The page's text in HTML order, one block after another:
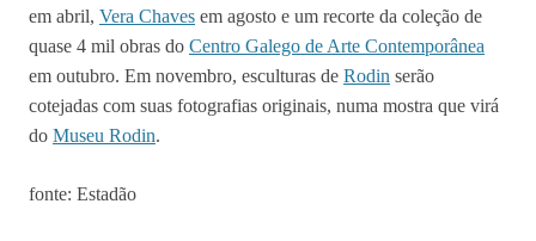
em abril, Vera Chaves em agosto e um recorte da coleção de
quase 4 mil obras do Centro Galego de Arte Contemporânea
em outubro. Em novembro, esculturas de Rodin serão
cotejadas com suas fotografias originais, numa mostra que virá
do Museu Rodin.
fonte: Estadão